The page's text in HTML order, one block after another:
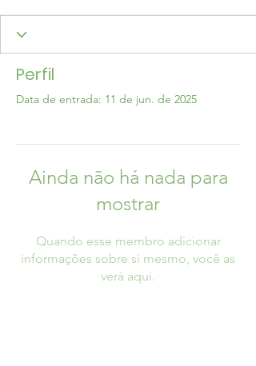
Perfil
Data de entrada: 11 de jun. de 2025
Ainda não há nada para
mostrar
Quando esse membro adicionar
informações sobre si mesmo, você as
verá aqui.